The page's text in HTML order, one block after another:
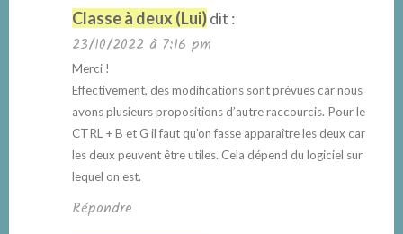
Classe à deux (Lui)dit :
23/10/2022 à 7:16 pm
Merci !
Effectivement, des modifications sont prévues car nous
avons plusieurs propositions d’autre raccourcis. Pour le
CTRL + B et G il faut qu’on fasse apparaître les deux car
les deux peuvent être utiles. Cela dépend du logiciel sur
lequel on est.
Répondre